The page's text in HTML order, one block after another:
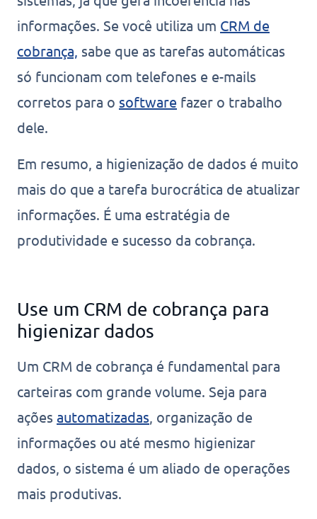
informações. Se você utiliza um CRM de
cobrança, sabe que as tarefas automáticas
só funcionam com telefones e e-mails
corretos para o software fazer o trabalho
dele.
Em resumo, a higienização de dados é muito
mais do que a tarefa burocrática de atualizar
informações. É uma estratégia de
produtividade e sucesso da cobrança.
Use um CRM de cobrança para
higienizar dados
Um CRM de cobrança é fundamental para
carteiras com grande volume. Seja para
ações automatizadas , organização de
informações ou até mesmo higienizar
dados, o sistema é um aliado de operações
mais produtivas.